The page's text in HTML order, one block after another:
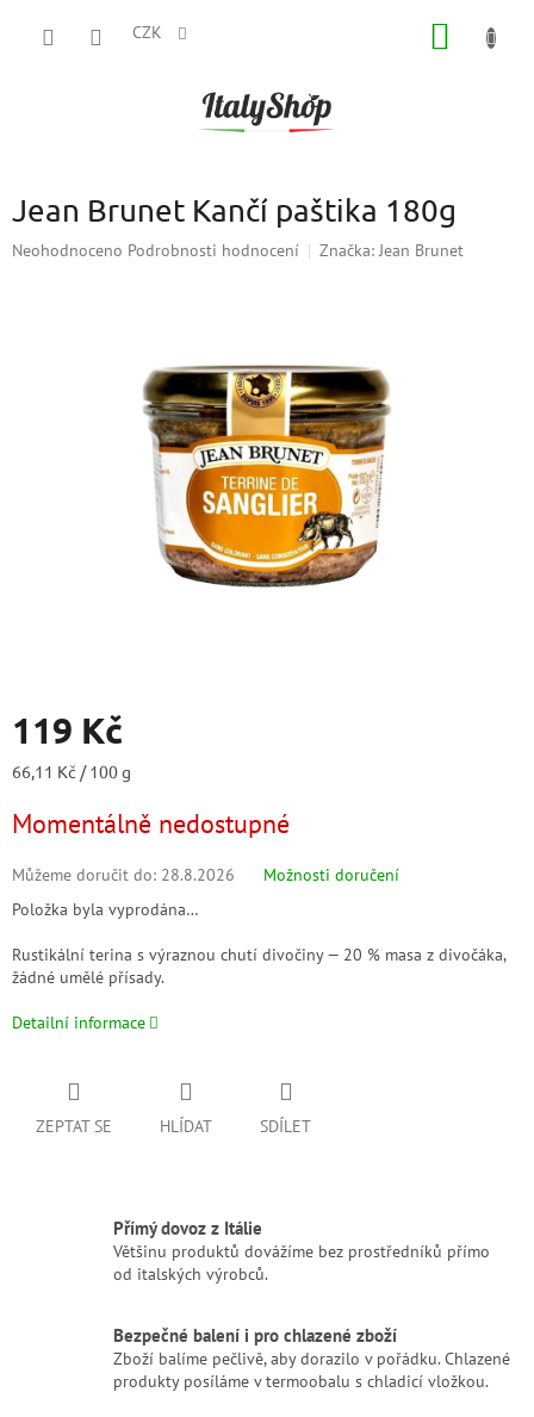
CZK
Jean Brunet Kančí paštika 180g
Průměrné
Neohodnoceno Podrobnosti hodnocení Značka:Jean Brunet
119 Kč
Měrná
66,11 Kč / 100 g
Momentálně nedostupné
Můžeme doručit do: 28.8.2026
Možnosti doručení
Položka byla vyprodána…
Rustikální terina s výraznou chutí divočiny — 20 % masa z divočáka,
žádné umělé přísady.
Detailní informace
ZEPTAT SE HLÍDAT SDÍLET
Přímý dovoz z Itálie
Většinu produktů dovážíme bez prostředníků přímo
od italských výrobců.
Bezpečné balení i pro chlazené zboží
Zboží balíme pečlivě, aby dorazilo v pořádku. Chlazené
produkty posíláme v termoobalu s chladicí vložkou.